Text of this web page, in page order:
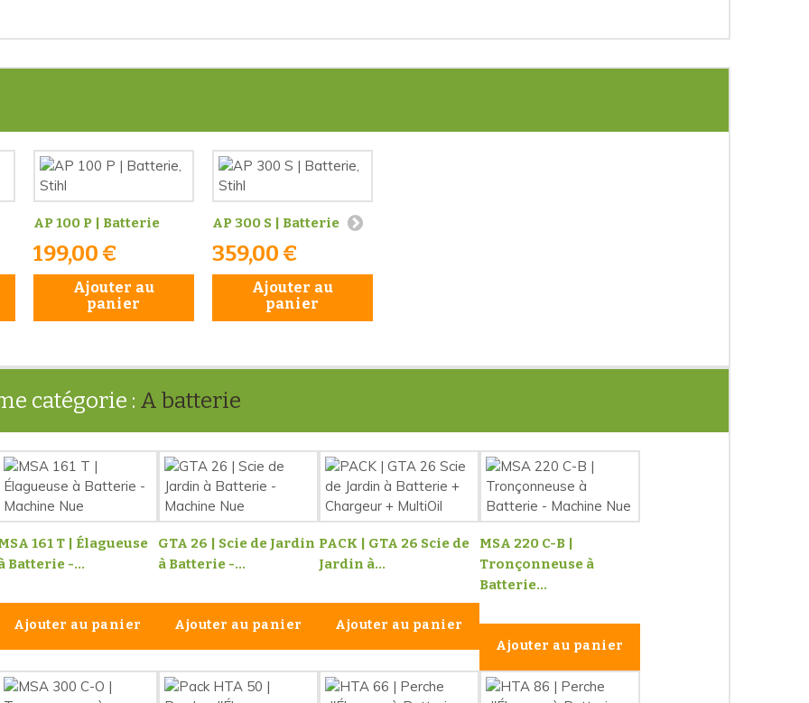
AP 100 P | Batterie
199,00 €
Ajouter au
panier
AP 300 S | Batterie
359,00 €
Ajouter au
panier
catégorie : A batterie
161 T | Élagueuse
Batterie -...
Ajouter au panier
GTA 26 | Scie de Jardin
à Batterie -...
Ajouter au panier
PACK | GTA 26 Scie de
Jardin à...
Ajouter au panier
MSA 220 C-B |
Tronçonneuse à
Batterie...
Ajouter au panier